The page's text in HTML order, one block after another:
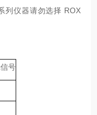
列仪器请勿选择 ROX
号